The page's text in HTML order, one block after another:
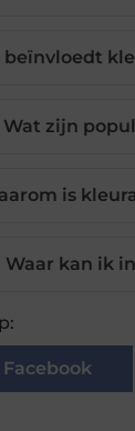
beïnvloedt
Wat zijn
is
Waar kan ik
Facebook